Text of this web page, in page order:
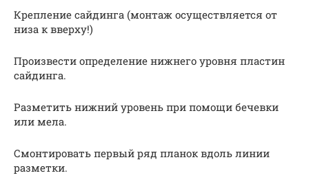
Крепление сайдинга (монтаж осуществляется от
низа к вверху!)
Произвести определение нижнего уровня пластин
сайдинга.
Разметить нижний уровень при помощи бечевки
или мела.
Смонтировать первый ряд планок вдоль линии
разметки.